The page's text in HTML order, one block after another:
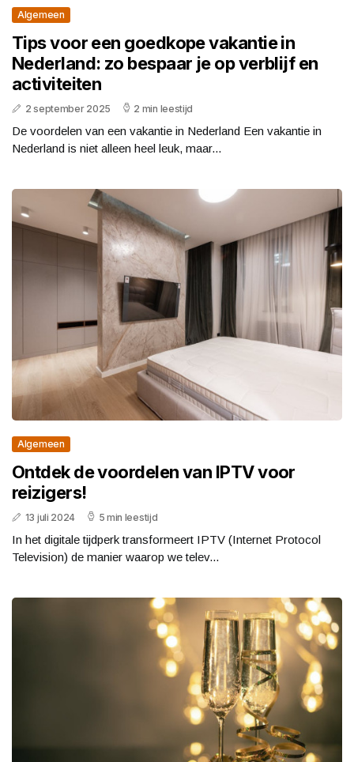
Algemeen
Tips voor een goedkope vakantie in
Nederland: zo bespaar je op verblijf en
activiteiten
2 september 2025 2 min leestijd
De voordelen van een vakantie in Nederland Een vakantie in
Nederland is niet alleen heel leuk, maar...
Algemeen
Ontdek de voordelen van IPTV voor
reizigers!
13 juli 2024 5 min leestijd
In het digitale tijdperk transformeert IPTV (Internet Protocol
Television) de manier waarop we telev...